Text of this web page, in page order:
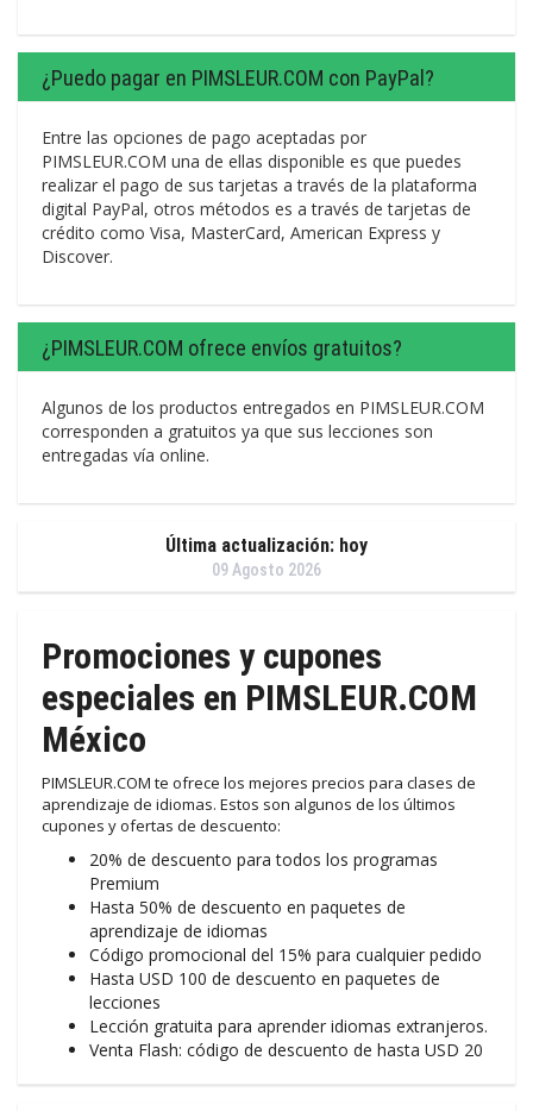
¿Puedo pagar en PIMSLEUR.COM con PayPal?
Entre las opciones de pago aceptadas por
PIMSLEUR.COM una de ellas disponible es que puedes
realizar el pago de sus tarjetas a través de la plataforma
digital PayPal, otros métodos es a través de tarjetas de
crédito como Visa, MasterCard, American Express y
Discover.
¿PIMSLEUR.COM ofrece envíos gratuitos?
Algunos de los productos entregados en PIMSLEUR.COM
corresponden a gratuitos ya que sus lecciones son
entregadas vía online.
Última actualización: hoy
09 Agosto 2026
Promociones y cupones
especiales en PIMSLEUR.COM
México
PIMSLEUR.COM te ofrece los mejores precios para clases de
aprendizaje de idiomas. Estos son algunos de los últimos
cupones y ofertas de descuento:
20% de descuento para todos los programas
Premium
Hasta 50% de descuento en paquetes de
aprendizaje de idiomas
Código promocional del 15% para cualquier pedido
Hasta USD 100 de descuento en paquetes de
lecciones
Lección gratuita para aprender idiomas extranjeros.
Venta Flash: código de descuento de hasta USD 20